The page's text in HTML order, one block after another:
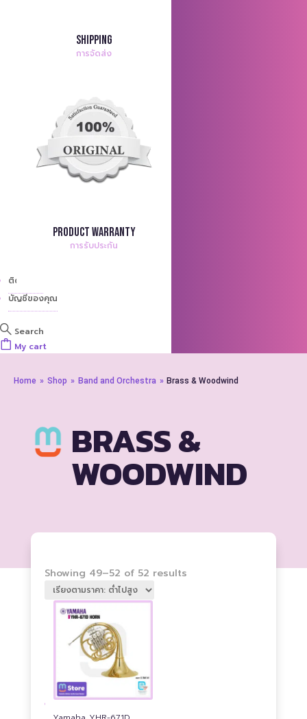
Shipping
การจัดส่ง
Product Warranty
การรับประกัน
ติดต่อเรา
บัญชีของคุณ
Search
My cart
Home » Shop » Band and Orchestra » Brass & Woodwind
BRASS &
WOODWIND
Showing 49–52 of 52 resultsSorted